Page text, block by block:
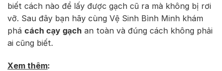
biết cách nào để lấy được gạch cũ ra mà không bị rơi
vỡ. Sau đây bạn hãy cùng Vệ Sinh Bình Minh khám
phá cách cạy gạch an toàn và đúng cách không phải
ai cũng biết.
Xem thêm: